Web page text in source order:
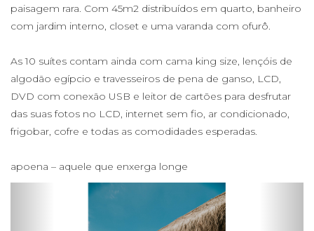
paisagem rara. Com 45m2 distribuídos em quarto, banheiro
com jardim interno, closet e uma varanda com ofurô.
As 10 suítes contam ainda com cama king size, lençóis de
algodão egípcio e travesseiros de pena de ganso, LCD,
DVD com conexão USB e leitor de cartões para desfrutar
das suas fotos no LCD, internet sem fio, ar condicionado,
frigobar, cofre e todas as comodidades esperadas.
apoena – aquele que enxerga longe
Previous